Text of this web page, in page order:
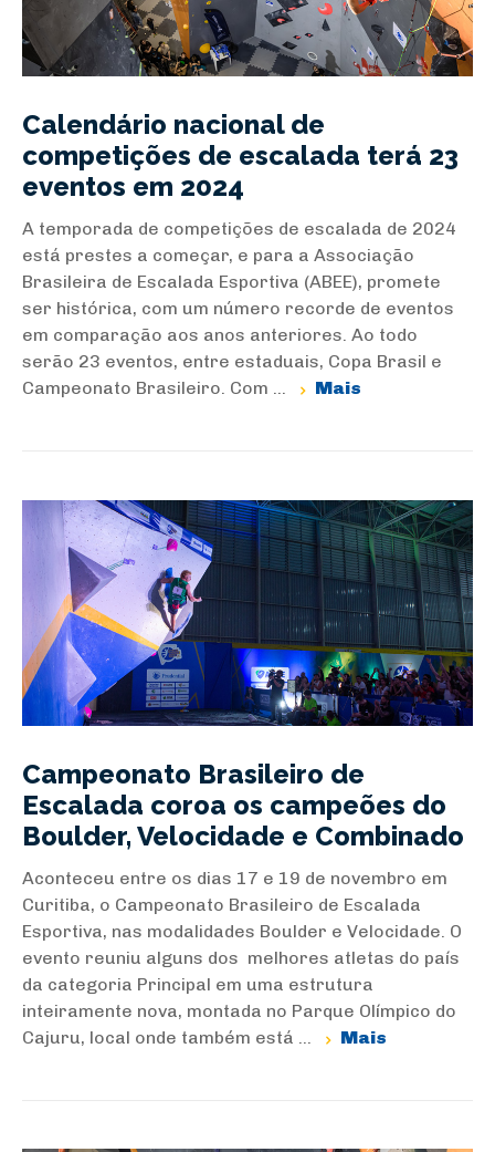
Calendário nacional de
competições de escalada terá 23
eventos em 2024
A temporada de competições de escalada de 2024
está prestes a começar, e para a Associação
Brasileira de Escalada Esportiva (ABEE), promete
ser histórica, com um número recorde de eventos
em comparação aos anos anteriores. Ao todo
serão 23 eventos, entre estaduais, Copa Brasil e
Campeonato Brasileiro. Com ...
Mais
Campeonato Brasileiro de
Escalada coroa os campeões do
Boulder, Velocidade e Combinado
Aconteceu entre os dias 17 e 19 de novembro em
Curitiba, o Campeonato Brasileiro de Escalada
Esportiva, nas modalidades Boulder e Velocidade. O
evento reuniu alguns dos melhores atletas do país
da categoria Principal em uma estrutura
inteiramente nova, montada no Parque Olímpico do
Cajuru, local onde também está ...
Mais